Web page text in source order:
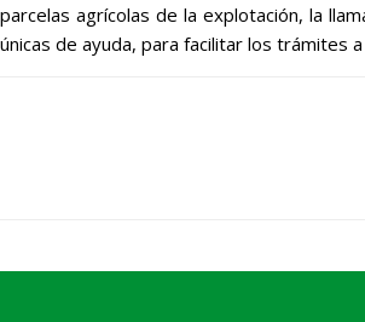
parcelas agrícolas de la explotación, la
únicas de ayuda, para facilitar los trámites